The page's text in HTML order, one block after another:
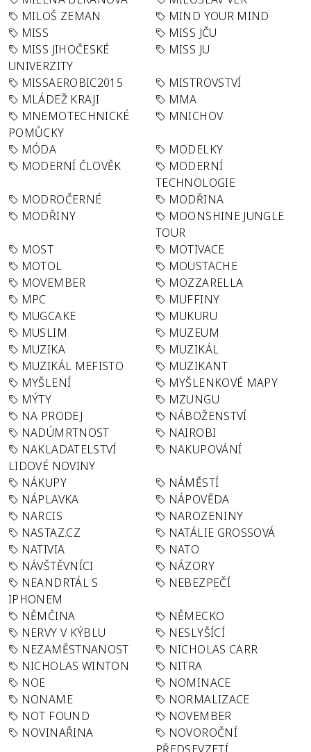
MILOŠ ZEMAN
MIND YOUR MIND
MISS
MISS JČU
MISS JIHOČESKÉ
UNIVERZITY
MISS JU
MISSAEROBIC2015
MISTROVSTVÍ
MLÁDEŽ KRAJI
MMA
MNEMOTECHNICKÉ
POMŮCKY
MNICHOV
MÓDA
MODELKY
MODERNÍ ČLOVĚK
MODERNÍ
TECHNOLOGIE
MODROČERNÉ
MODŘINA
MODŘINY
MOONSHINE JUNGLE
TOUR
MOST
MOTIVACE
MOTOL
MOUSTACHE
MOVEMBER
MOZZARELLA
MPC
MUFFINY
MUGCAKE
MUKURU
MUSLIM
MUZEUM
MUZIKA
MUZIKÁL
MUZIKÁL MEFISTO
MUZIKANT
MYŠLENÍ
MYŠLENKOVÉ MAPY
MÝTY
MZUNGU
NA PRODEJ
NÁBOŽENSTVÍ
NADÚMRTNOST
NAIROBI
NAKLADATELSTVÍ
LIDOVÉ NOVINY
NAKUPOVÁNÍ
NÁKUPY
NÁMĚSTÍ
NÁPLAVKA
NÁPOVĚDA
NARCIS
NAROZENINY
NASTAZ.CZ
NATÁLIE GROSSOVÁ
NATIVIA
NATO
NÁVŠTĚVNÍCI
NÁZORY
NEANDRTÁL S
IPHONEM
NEBEZPEČÍ
NĚMČINA
NĚMECKO
NERVY V KÝBLU
NESLYŠÍCÍ
NEZAMĚSTNANOST
NICHOLAS CARR
NICHOLAS WINTON
NITRA
NOE
NOMINACE
NONAME
NORMALIZACE
NOT FOUND
NOVEMBER
NOVINAŘINA
NOVOROČNÍ